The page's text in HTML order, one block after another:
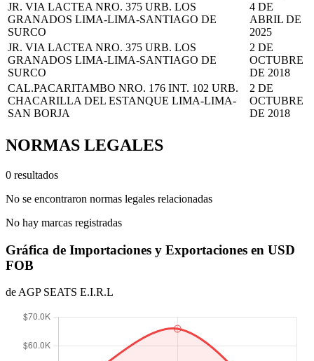
JR. VIA LACTEA NRO. 375 URB. LOS
GRANADOS LIMA-LIMA-SANTIAGO DE
SURCO
4 DE
ABRIL DE
2025
JR. VIA LACTEA NRO. 375 URB. LOS
GRANADOS LIMA-LIMA-SANTIAGO DE
SURCO
2 DE
OCTUBRE
DE 2018
CAL.PACARITAMBO NRO. 176 INT. 102 URB.
CHACARILLA DEL ESTANQUE LIMA-LIMA-
SAN BORJA
2 DE
OCTUBRE
DE 2018
NORMAS LEGALES
0 resultados
No se encontraron normas legales relacionadas
No hay marcas registradas
Gráfica de Importaciones y Exportaciones en USD
FOB
de AGP SEATS E.I.R.L